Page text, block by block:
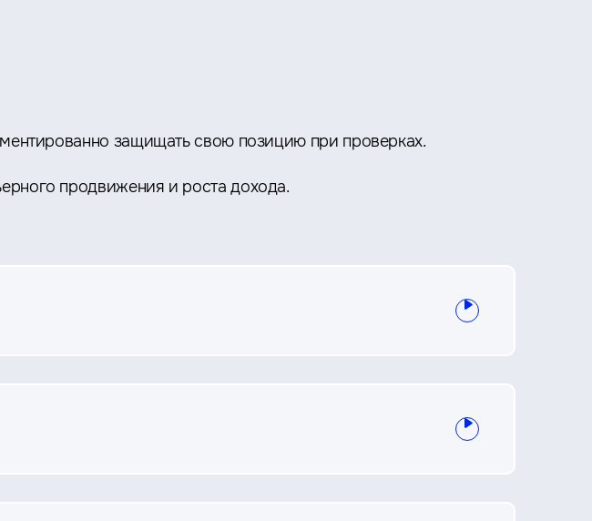
защищать свою позицию при проверках.
продвижения и роста дохода.